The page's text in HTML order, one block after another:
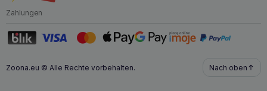
Zahlungen
Zoona.eu © Alle Rechte vorbehalten. Nach oben